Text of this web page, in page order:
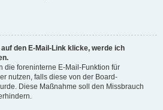
den E-Mail-Link klicke, werde ich
die foreninterne E-Mail-Funktion für
nutzen, falls diese von der Board-
Diese Maßnahme soll den Missbrauch